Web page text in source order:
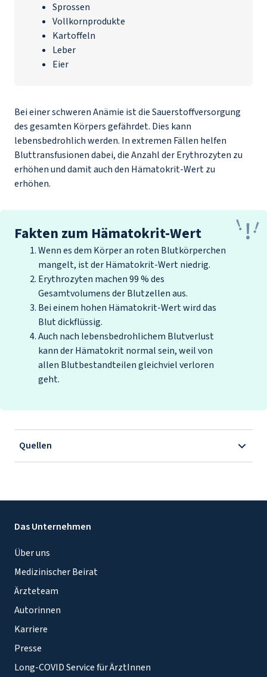
Sprossen
Vollkornprodukte
Kartoffeln
Leber
Eier
Bei einer schweren Anämie ist die Sauerstoffversorgung
des gesamten Körpers gefährdet. Dies kann
lebensbedrohlich werden. In extremen Fällen helfen
Bluttransfusionen dabei, die Anzahl der Erythrozyten zu
erhöhen und damit auch den Hämatokrit-Wert zu
erhöhen.
Fakten zum Hämatokrit-Wert
Wenn es dem Körper an roten Blutkörperchen
mangelt, ist der Hämatokrit-Wert niedrig.
Erythrozyten machen 99 % des
Gesamtvolumens der Blutzellen aus.
Bei einem hohen Hämatokrit-Wert wird das
Blut dickflüssig.
Auch nach lebensbedrohlichem Blutverlust
kann der Hämatokrit normal sein, weil von
allen Blutbestandteilen gleichviel verloren
geht.
Quellen
Das Unternehmen
Über uns
Medizinischer Beirat
Ärzteteam
Autorinnen
Karriere
Presse
Long-COVID Service für ÄrztInnen